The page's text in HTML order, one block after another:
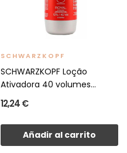
SCHWARZKOPF
SCHWARZKOPF Loção
Ativadora 40 volumes
1000ml
12,24 €
Añadir al carrito